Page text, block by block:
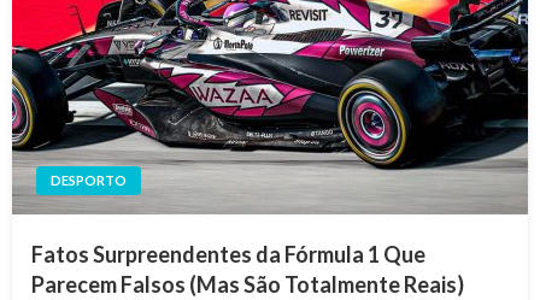
DESPORTO
Fatos Surpreendentes da Fórmula 1 Que
Parecem Falsos (Mas São Totalmente Reais)